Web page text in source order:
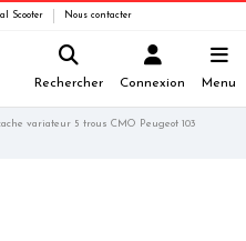
Scooter Nous contacter
Rechercher Connexion Menu
variateur 5 trous CMO Peugeot 103